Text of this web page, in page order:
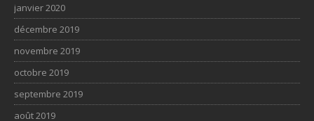
janvier 2020
décembre 2019
novembre 2019
octobre 2019
septembre 2019
août 2019